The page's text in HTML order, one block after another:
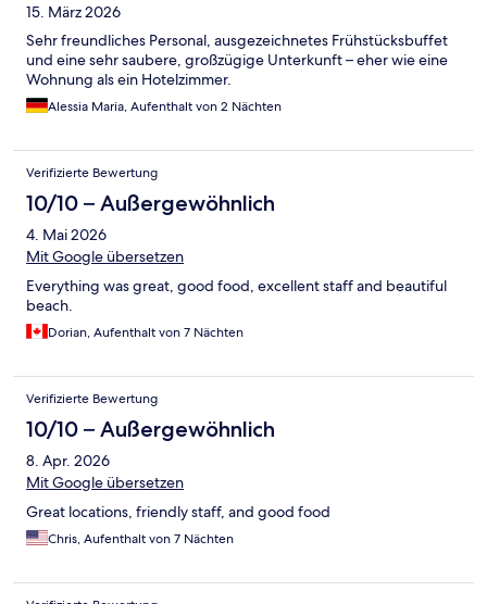
15. März 2026
Sehr freundliches Personal, ausgezeichnetes Frühstücksbuffet
und eine sehr saubere, großzügige Unterkunft – eher wie eine
Wohnung als ein Hotelzimmer.
Alessia Maria, Aufenthalt von 2 Nächten
Verifizierte Bewertung
10/10 – Außergewöhnlich
4. Mai 2026
Mit Google übersetzen
Everything was great, good food, excellent staff and beautiful
beach.
Dorian, Aufenthalt von 7 Nächten
Verifizierte Bewertung
10/10 – Außergewöhnlich
8. Apr. 2026
Mit Google übersetzen
Great locations, friendly staff, and good food
Chris, Aufenthalt von 7 Nächten